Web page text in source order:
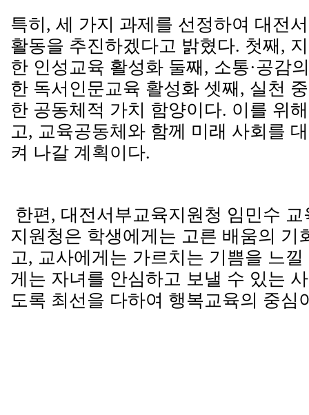
특히, 세 가지 과제를 선정하여 대전
활동을 추진하겠다고 밝혔다. 첫째,
한 인성교육 활성화 둘째, 소통·공감
한 독서인문교육 활성화 셋째, 실천
한 공동체적 가치 함양이다. 이를 위
고, 교육공동체와 함께 미래 사회를
켜 나갈 계획이다.
한편, 대전서부교육지원청 임민수
지원청은 학생에게는 고른 배움의 기
고, 교사에게는 가르치는 기쁨을 느
게는 자녀를 안심하고 보낼 수 있는
도록 최선을 다하여 행복교육의 중심